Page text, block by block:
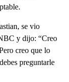
se vio
y dijo: “Creo
creo que lo
preguntarle